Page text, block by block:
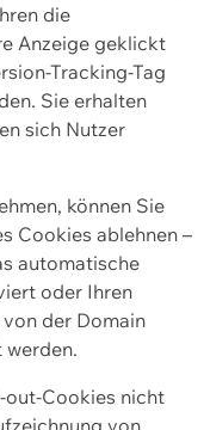
die
Anzeige geklickt
Tracking-Tag
Sie erhalten
sich Nutzer
können Sie
Cookies ablehnen –
automatische
oder Ihren
der Domain
out-Cookies nicht